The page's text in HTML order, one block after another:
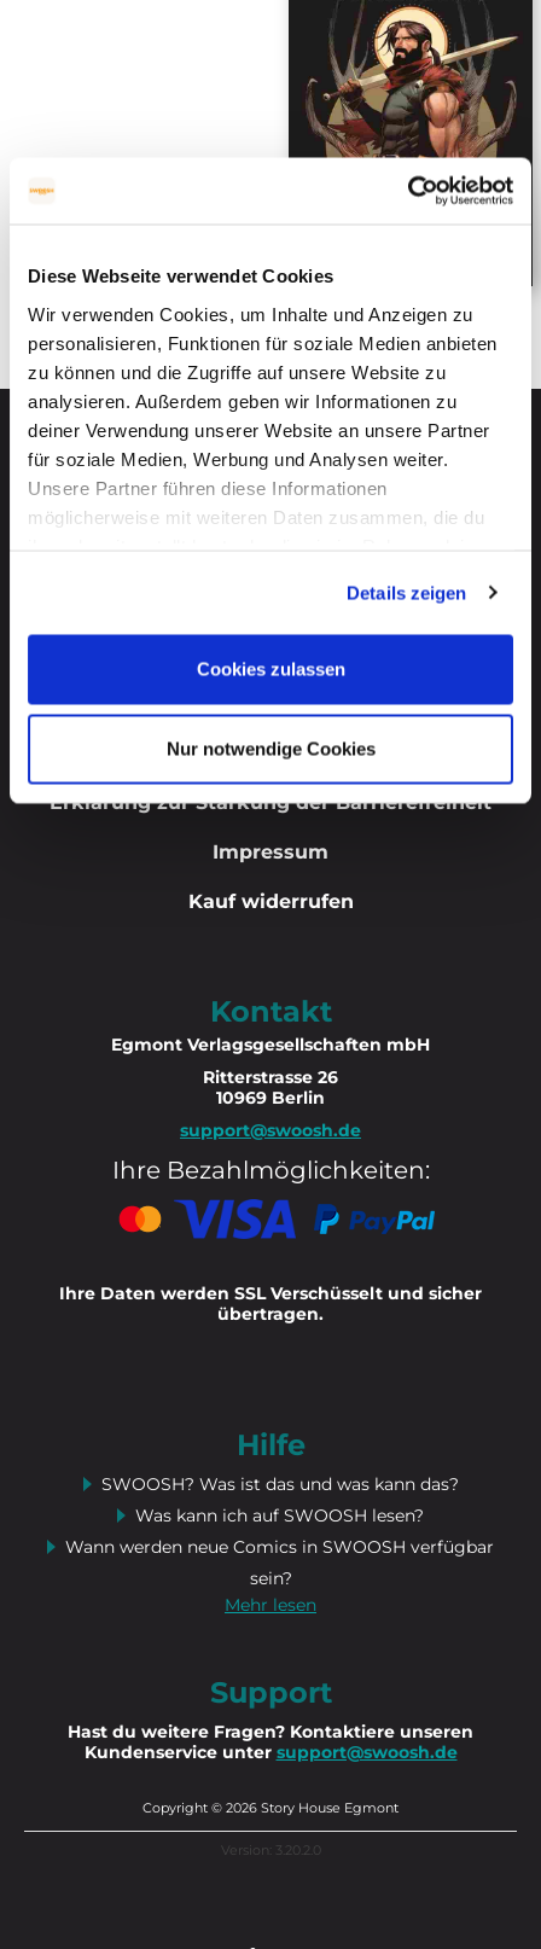
Diese Webseite verwendet Cookies
Wir verwenden Cookies, um Inhalte und Anzeigen zu
personalisieren, Funktionen für soziale Medien anbieten
zu können und die Zugriffe auf unsere Website zu
analysieren. Außerdem geben wir Informationen zu
deiner Verwendung unserer Website an unsere Partner
für soziale Medien, Werbung und Analysen weiter.
Unsere Partner führen diese Informationen
möglicherweise mit weiteren Daten zusammen, die du
Datenschutzerklärung.
Details zeigen
Cookies zulassen
Nur notwendige Cookies
Nutzungsbedingungen
Datenschutz
Erklärung zur Stärkung der Barrierefreiheit
Impressum
Kauf widerrufen
Kontakt
Egmont Verlagsgesellschaften mbH
Ritterstrasse 26
10969 Berlin
support@swoosh.de
Ihre Bezahlmöglichkeiten:
Ihre Daten werden SSL Verschüsselt und sicher
übertragen.
Hilfe
SWOOSH? Was ist das und was kann das?
Was kann ich auf SWOOSH lesen?
Wann werden neue Comics in SWOOSH verfügbar
sein?
Mehr lesen
Support
Hast du weitere Fragen? Kontaktiere unseren
Kundenservice unter support@swoosh.de
Copyright © 2026 Story House Egmont
Version: 3.20.2.0